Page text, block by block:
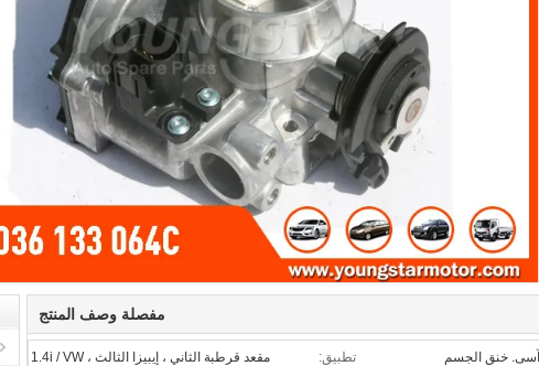
مفصلة وصف المنتج
خنق الجسم تطبيق: مقعد قرطبة الثاني ، إيبيزا الثالث ، 1.4i / VW